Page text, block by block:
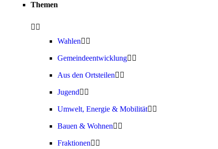
Themen
Wahlen
Gemeindeentwicklung
Aus den Ortsteilen
Jugend
Umwelt, Energie & Mobilität
Bauen & Wohnen
Fraktionen